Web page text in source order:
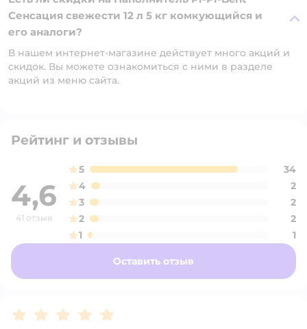
Сенсация свежести 12 л 5 кг комкующийся и
его аналоги?
В нашем интернет-магазине действует много акций и
скидок. Вы можете ознакомиться с ними в разделе
акций из меню сайта.
Рейтинг и отзывы
4,6
41 отзыв
5
34
4
2
3
2
2
2
1
1
Оставить отзыв
Рейтинг:5